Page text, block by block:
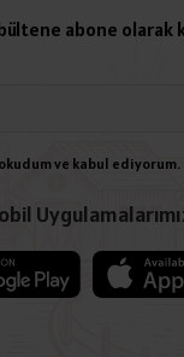
abone olarak
ve kabul ediyorum.